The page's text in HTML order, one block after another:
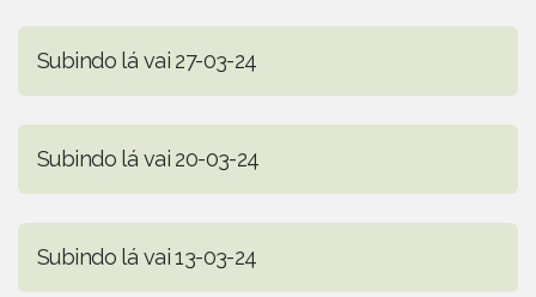
Subindo lá vai 27-03-24
Subindo lá vai 20-03-24
Subindo lá vai 13-03-24